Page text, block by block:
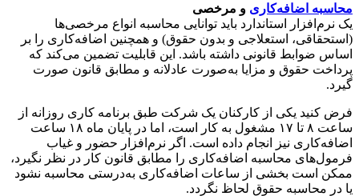
محاسبه اضافه‌کاری و مرخصی
یک نرم‌افزار استاندارد باید توانایی محاسبه انواع مرخصی‌ها
(استحقاقی، استعلاجی و بدون حقوق) و همچنین اضافه‌کاری را بر
اساس ضوابط قانونی داشته باشد. این قابلیت تضمین می‌کند که
پرداخت حقوق و مزایا به‌صورت عادلانه و مطابق قانون صورت
گیرد.
فرض کنید یکی از کارکنان یک شرکت طبق برنامه کاری روزانه از
ساعت ۸ تا ۱۷ مشغول به کار است، اما در پایان ماه ۱۸ ساعت
اضافه‌کاری نیز انجام داده است. اگر نرم‌افزار حضور و غیاب
فرمول‌های محاسبه اضافه‌کاری را مطابق قانون کار در نظر نگیرد،
ممکن است بخشی از ساعات اضافه‌کاری به‌درستی محاسبه نشود
یا در محاسبه حقوق لحاظ نگردد.